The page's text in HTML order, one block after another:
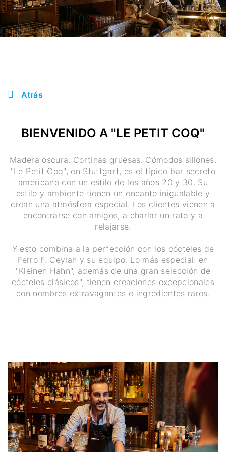
Atrás
BIENVENIDO A "LE PETIT COQ"
Madera oscura. Cortinas gruesas. Cómodos sillones.
"Le Petit Coq", en Stuttgart, es el típico bar secreto
americano con un estilo de los años 20 y 30. Su
estilo y ambiente tienen un encanto inigualable y
crean una atmósfera especial. Los clientes vienen a
encontrarse con amigos, a charlar un rato y a
relajarse.
Y esto combina a la perfección con los cócteles de
Ferro F. Ceylan y su equipo. Lo más especial: en
"Kleinen Hahn", además de una gran selección de
cócteles clásicos", tienen creaciones excepcionales
con nombres extravagantes e ingredientes raros.